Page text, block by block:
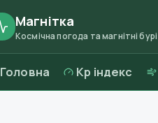
Магнітка
Космічна погода та магнітні бурі
Головна Kp індекс